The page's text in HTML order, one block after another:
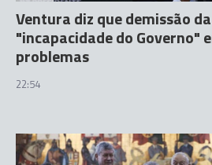
Ventura diz que demissão
"incapacidade do Governo"
problemas
22:54